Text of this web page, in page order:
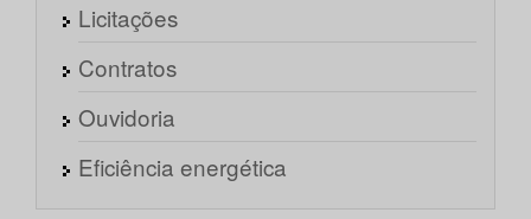
Licitações
Contratos
Ouvidoria
Eficiência energética